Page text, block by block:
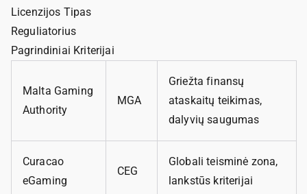
Licenzijos Tipas
Reguliatorius
Pagrindiniai Kriterijai
Malta Gaming
Authority
MGA
Griežta finansų
ataskaitų teikimas,
dalyvių saugumas
Curacao
eGaming
CEG
Globali teisminė zona,
lankstūs kriterijai